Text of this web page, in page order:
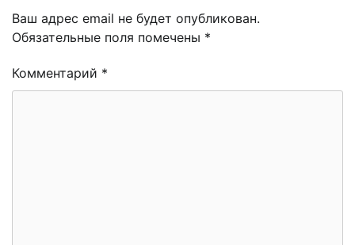
Ваш адрес email не будет опубликован.
Обязательные поля помечены *
Комментарий *